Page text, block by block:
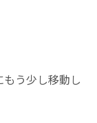
う少し移動し